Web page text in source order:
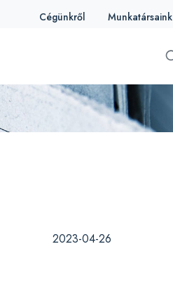
Cégünkről Munkatársaink
2023-04-26